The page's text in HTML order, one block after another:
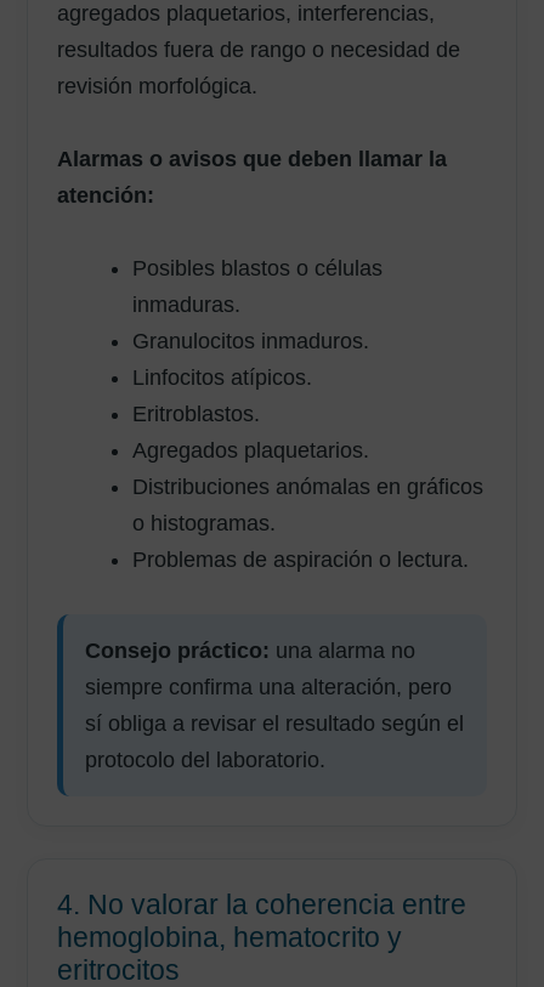
agregados plaquetarios, interferencias,
resultados fuera de rango o necesidad de
revisión morfológica.
Alarmas o avisos que deben llamar la
atención:
Posibles blastos o células
inmaduras.
Granulocitos inmaduros.
Linfocitos atípicos.
Eritroblastos.
Agregados plaquetarios.
Distribuciones anómalas en gráficos
o histogramas.
Problemas de aspiración o lectura.
Consejo práctico: una alarma no
siempre confirma una alteración, pero
sí obliga a revisar el resultado según el
protocolo del laboratorio.
4. No valorar la coherencia entre
hemoglobina, hematocrito y
eritrocitos